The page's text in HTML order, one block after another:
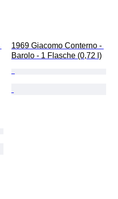
1969 Giacomo Conterno -
Barolo - 1 Flasche (0,72 l)